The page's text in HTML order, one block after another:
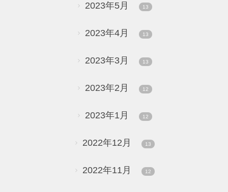
2023年5月 13
2023年4月 13
2023年3月 13
2023年2月 12
2023年1月 12
2022年12月 13
2022年11月 12